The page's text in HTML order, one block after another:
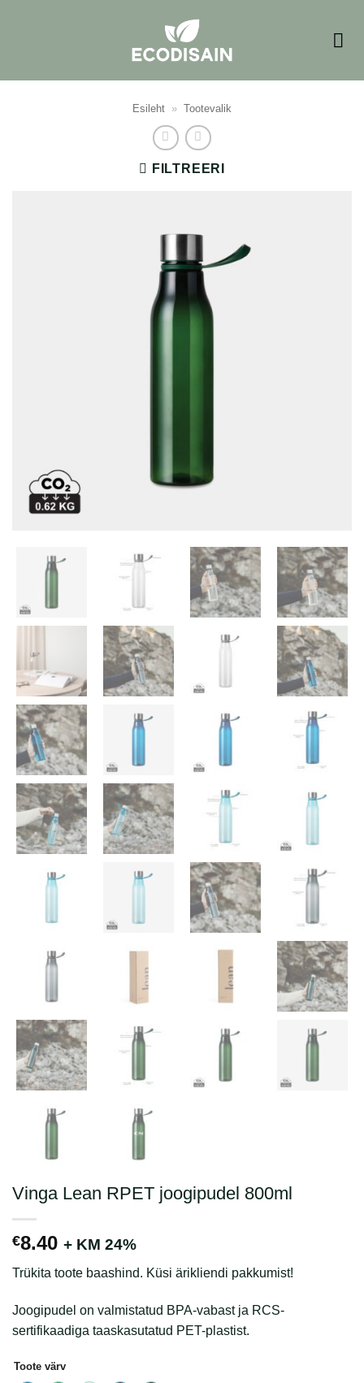
Esileht » Tootevalik
FILTREERI
Vinga Lean RPET joogipudel 800ml
€8.40 + KM 24%
Trükita toote baashind. Küsi ärikliendi pakkumist!
Joogipudel on valmistatud BPA-vabast ja RCS-
sertifikaadiga taaskasutatud PET-plastist.
Toote värv